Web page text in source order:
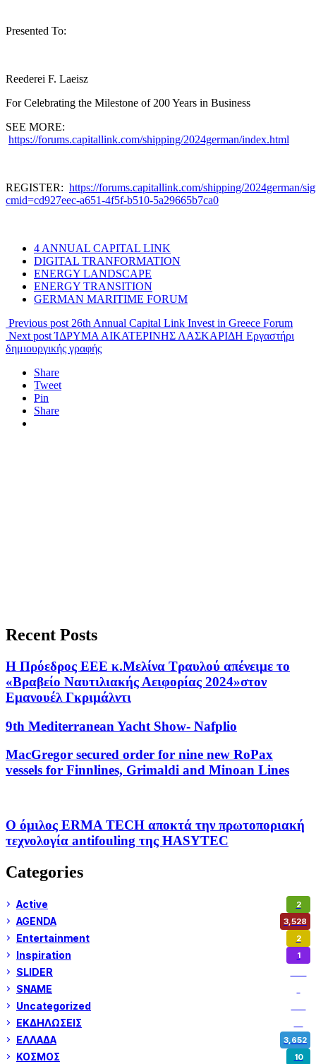
Presented To:
Reederei F. Laeisz
For Celebrating the Milestone of 200 Years in Business
SEE MORE:
https://forums.capitallink.com/shipping/2024german/index.html
REGISTER: https://forums.capitallink.com/shipping/2024german/
cmid=cd927eec-a651-4f5f-b510-5a29665b7ca0
4 ANNUAL CAPITAL LINK
DIGITAL TRANFORMATION
ENERGY LANDSCAPE
ENERGY TRANSITION
GERMAN MARITIME FORUM
Previous post 26th Annual Capital Link Invest in Greece Forum
Next post ΊΔΡΥΜΑ ΑΙΚΑΤΕΡΙΝΗΣ ΛΑΣΚΑΡΙΔΗ Εργαστήρι
δημιουργικής γραφής
Share
Tweet
Pin
Share
Recent Posts
Η Πρόεδρος ΕΕΕ κ.Μελίνα Τραυλού απένειμε το
«Βραβείο Ναυτιλιακής Αειφορίας 2024»στον
Εμανουέλ Γκριμάλντι
9th Mediterranean Yacht Show- Nafplio
MacGregor secured order for nine new RoPax
vessels for Finnlines, Grimaldi and Minoan Lines
Ο όμιλος ERMA TECH αποκτά την πρωτοποριακή
τεχνολογία antifouling της HASYTEC
Categories
Active 2
AGENDA 3,528
Entertainment 2
Inspiration 1
SLIDER
SNAME
Uncategorized
ΕΚΔΗΛΩΣΕΙΣ
ΕΛΛΑΔΑ 3,652
ΚΟΣΜΟΣ 10